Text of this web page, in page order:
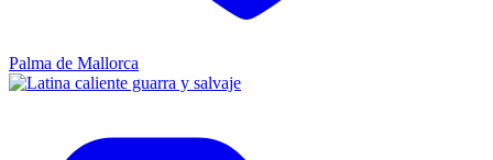
Palma de Mallorca